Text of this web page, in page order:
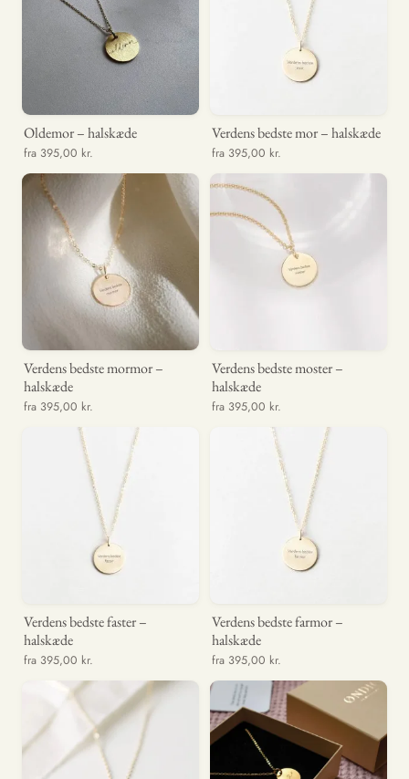
Oldemor – halskæde
fra 395,00 kr.
Verdens bedste mor – halskæde
fra 395,00 kr.
Verdens bedste mormor –
halskæde
fra 395,00 kr.
Verdens bedste moster –
halskæde
fra 395,00 kr.
Verdens bedste faster –
halskæde
fra 395,00 kr.
Verdens bedste farmor –
halskæde
fra 395,00 kr.